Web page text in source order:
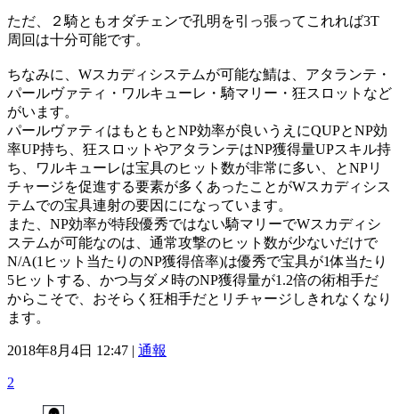
ただ、２騎ともオダチェンで孔明を引っ張ってこれれば3T
周回は十分可能です。
ちなみに、Wスカディシステムが可能な鯖は、アタランテ・
パールヴァティ・ワルキューレ・騎マリー・狂スロットなど
がいます。
パールヴァティはもともとNP効率が良いうえにQUPとNP効
率UP持ち、狂スロットやアタランテはNP獲得量UPスキル持
ち、ワルキューレは宝具のヒット数が非常に多い、とNPリ
チャージを促進する要素が多くあったことがWスカディシス
テムでの宝具連射の要因にになっています。
また、NP効率が特段優秀ではない騎マリーでWスカディシ
ステムが可能なのは、通常攻撃のヒット数が少ないだけで
N/A(1ヒット当たりのNP獲得倍率)は優秀で宝具が1体当たり
5ヒットする、かつ与ダメ時のNP獲得量が1.2倍の術相手だ
からこそで、おそらく狂相手だとリチャージしきれなくなり
ます。
2018年8月4日 12:47 | 通報
2